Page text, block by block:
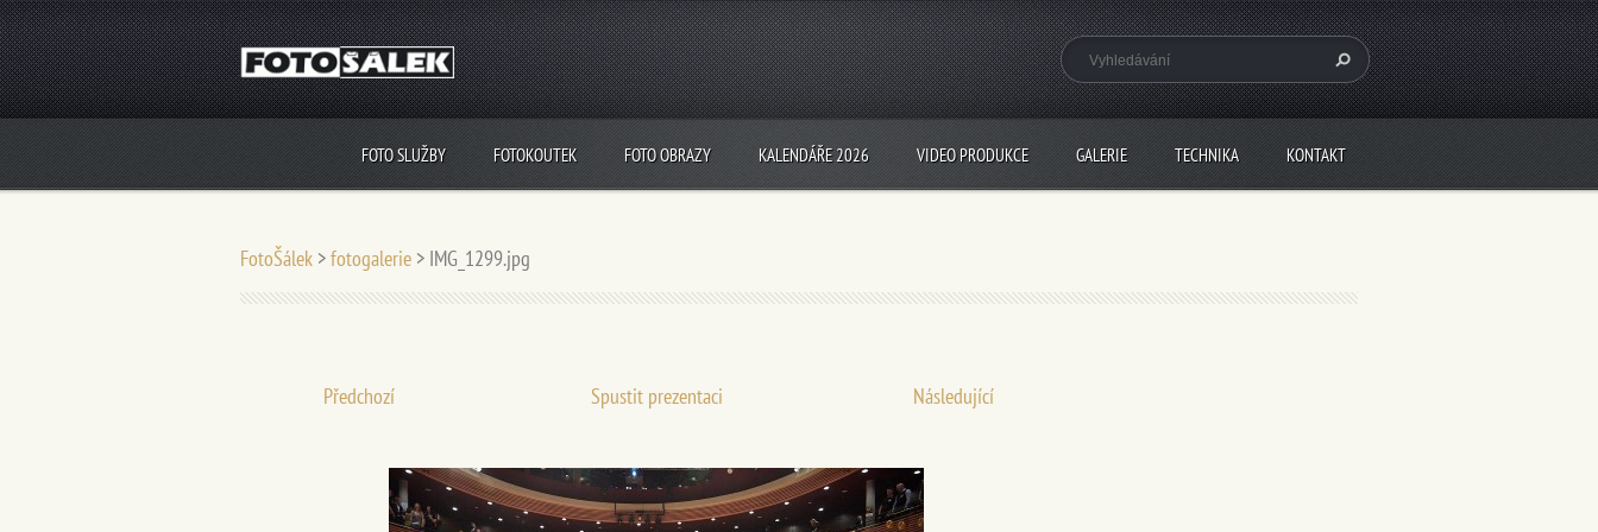
FOTO SLUŽBY FOTOKOUTEK FOTO OBRAZY KALENDÁŘE 2026 VIDEO PRODUKCE GALERIE TECHNIKA KONTAKT
FotoŠálek >fotogalerie > IMG_1299.jpg
Předchozí Spustit prezentaci Následující